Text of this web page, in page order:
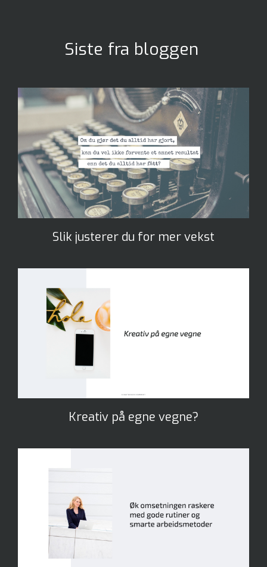
Siste fra bloggen
Slik justerer du for mer vekst
Kreativ på egne vegne?